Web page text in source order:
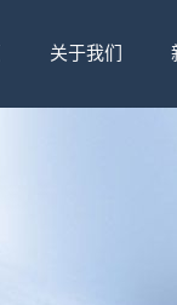
关于我们